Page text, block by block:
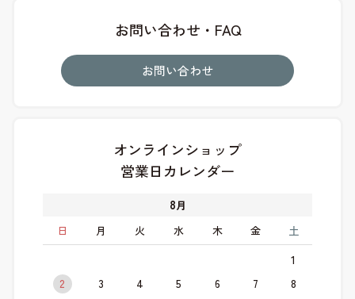
お問い合わせ・FAQ
お問い合わせ
オンラインショップ
営業日カレンダー
8月
日
月 火 水 木 金 土
1
2
3 4 5 6 7
8